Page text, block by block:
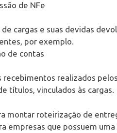
de NFe
cargas e suas devidas
por exemplo.
de contas
realizados
títulos, vinculados às cargas.
montar roteirização de
empresas que possuem